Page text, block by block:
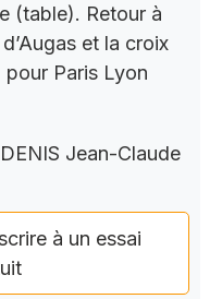
(table). Retour à
et la croix
pour Paris Lyon
Jean-Claude
à un essai